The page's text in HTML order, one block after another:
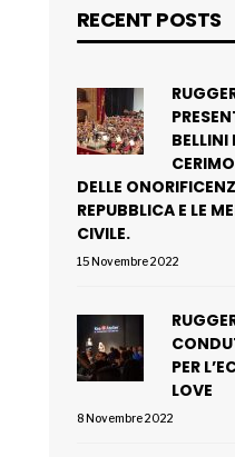
RECENT POSTS
DELLE
REPUBBLICA E LE
CIVILE.
15 Novembre 2022
PER
LOVE
8 Novembre 2022